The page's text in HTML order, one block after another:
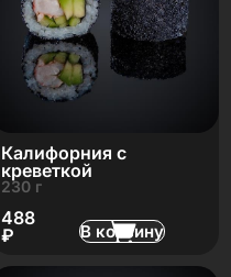
Калифорния с
креветкой
230 г
488
₽
В корзину